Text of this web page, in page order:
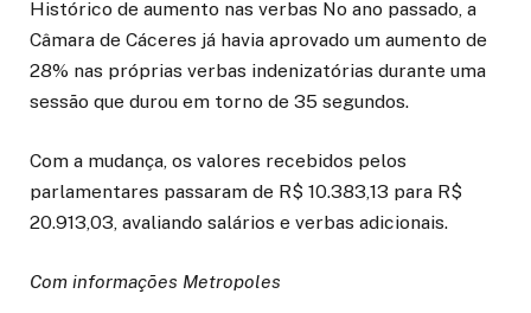
Histórico de aumento nas verbas No ano passado, a
Câmara de Cáceres já havia aprovado um aumento de
28% nas próprias verbas indenizatórias durante uma
sessão que durou em torno de 35 segundos.
Com a mudança, os valores recebidos pelos
parlamentares passaram de R$ 10.383,13 para R$
20.913,03, avaliando salários e verbas adicionais.
Com informações Metropoles